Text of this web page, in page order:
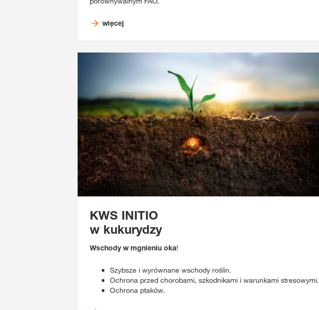
więcej
KWS INITIO
w kukurydzy
Wschody w mgnieniu oka!
Szybsze i wyrównane wschody roślin.
Ochrona przed chorobami, szkodnikami i warunkami stresowymi.
Ochrona ptaków.